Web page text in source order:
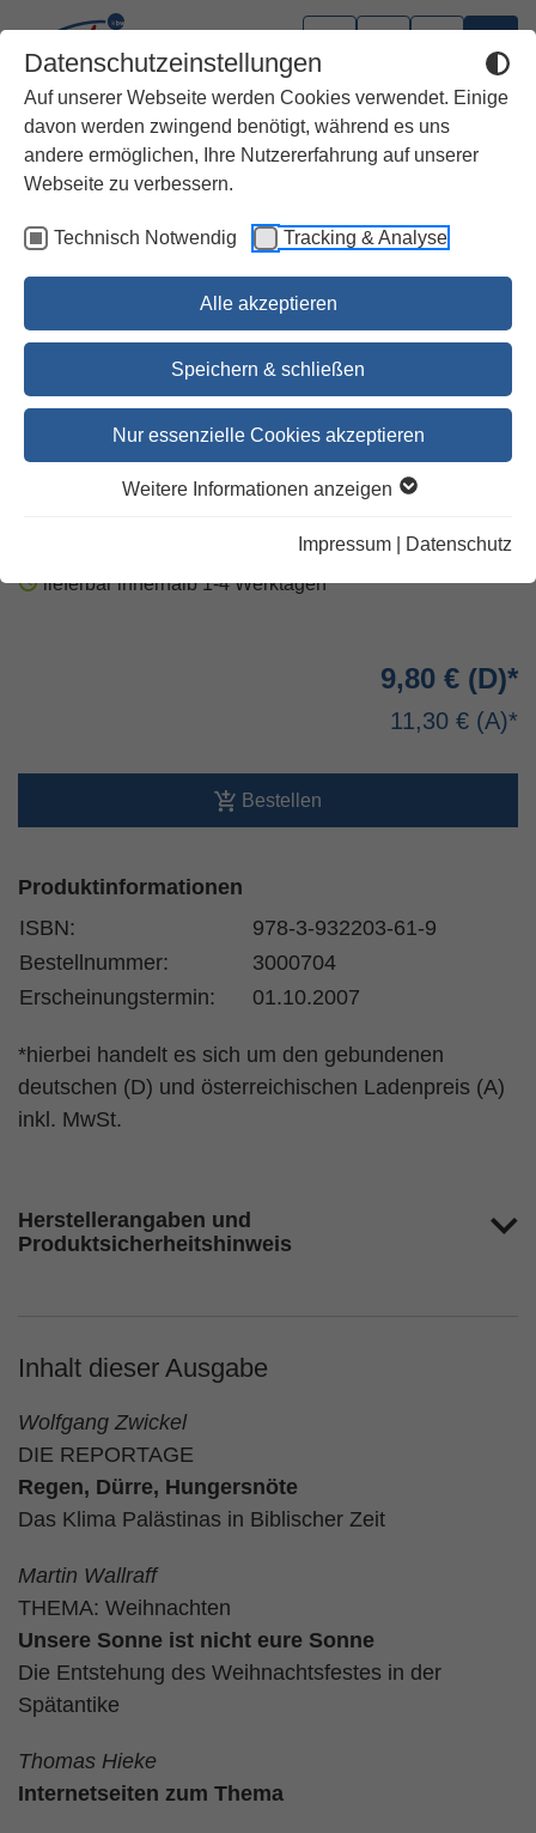
Datenschutzeinstellungen
Auf unserer Webseite werden Cookies verwendet. Einige
davon werden zwingend benötigt, während es uns
andere ermöglichen, Ihre Nutzererfahrung auf unserer
Webseite zu verbessern.
Technisch Notwendig Tracking & Analyse
Alle akzeptieren
Speichern & schließen
Nur essenzielle Cookies akzeptieren
Weitere Informationen anzeigen
Impressum Datenschutz
Weihnachten
Welt und Umwelt der Bibel 4/07
lieferbar innerhalb 1-4 Werktagen
9,80 €
11,30 €
Bestellen
Produktinformationen
ISBN:
978-3-932203-61-9
Bestellnummer:
3000704
Erscheinungstermin:
01.10.2007
*hierbei handelt es sich um den gebundenen
deutschen (D) und österreichischen Ladenpreis (A)
inkl. MwSt.
Herstellerangaben und
Produktsicherheitshinweis
Inhalt dieser Ausgabe
Wolfgang Zwickel
DIE REPORTAGE
Regen, Dürre, Hungersnöte
Das Klima Palästinas in Biblischer Zeit
Martin Wallraff
THEMA: Weihnachten
Unsere Sonne ist nicht eure Sonne
Die Entstehung des Weihnachtsfestes in der
Spätantike
Thomas Hieke
Internetseiten zum Thema